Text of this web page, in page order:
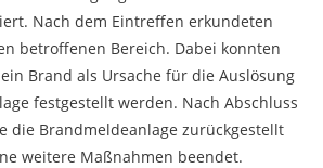
Nach dem Eintreffen erkundeten
betroffenen Bereich. Dabei konnten
Brand als Ursache für die Auslösung
festgestellt werden. Nach Abschluss
die Brandmeldeanlage zurückgestellt
weitere Maßnahmen beendet.